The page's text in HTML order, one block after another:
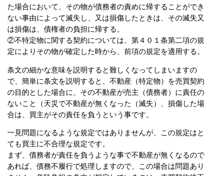
た場合において、その物が債務者の責めに帰することができ
ない事由によって滅失し、又は損傷したときは、その滅失又
は損傷は、債権者の負担に帰する。
②不特定物に関する契約については、第４０１条第二項の規
定によりその物が確定した時から、前項の規定を適用する。
条文の細かな意味を説明すると難しくなってしまいますの
で、簡単に条文を説明すると、不動産（特定物）を売買契約
の目的とした場合に、その不動産が売主（債務者）に責任の
ないこと（天災で不動産が無くなった（滅失）、損傷した場
合は、買主がその責任を負うという事です。
一見問題になるような規定ではありませんが、この規定はと
ても買主に不合理な規定です。
まず、債務者が責任を負うような事で不動産が無くなるので
あれば、債務不履行で処理しますので、この場合は問題あり